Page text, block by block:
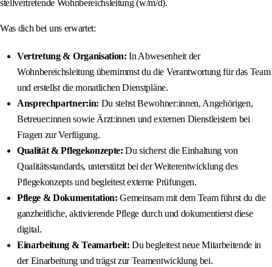
stellvertretende Wohnbereichsleitung (w/m/d).
Was dich bei uns erwartet:
Vertretung & Organisation: In Abwesenheit der
Wohnbereichsleitung übernimmst du die Verantwortung für das Team
und erstellst die monatlichen Dienstpläne.
Ansprechpartner:in: Du stehst Bewohner:innen, Angehörigen,
Betreuer:innen sowie Ärzt:innen und externen Dienstleistern bei
Fragen zur Verfügung.
Qualität & Pflegekonzepte: Du sicherst die Einhaltung von
Qualitätsstandards, unterstützt bei der Weiterentwicklung des
Pflegekonzepts und begleitest externe Prüfungen.
Pflege & Dokumentation: Gemeinsam mit dem Team führst du die
ganzheitliche, aktivierende Pflege durch und dokumentierst diese
digital.
Einarbeitung & Teamarbeit: Du begleitest neue Mitarbeitende in
der Einarbeitung und trägst zur Teamentwicklung bei.